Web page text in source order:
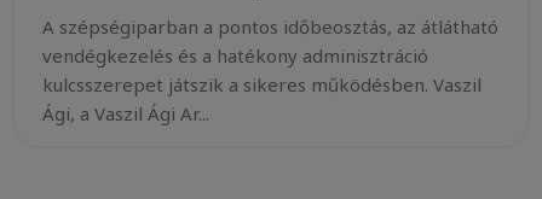
A szépségiparban a pontos időbeosztás, az átlátható
vendégkezelés és a hatékony adminisztráció
kulcsszerepet játszik a sikeres működésben. Vaszil
Ági, a Vaszil Ági Ar...